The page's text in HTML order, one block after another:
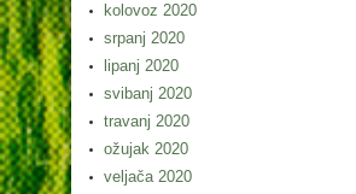
kolovoz 2020
srpanj 2020
lipanj 2020
svibanj 2020
travanj 2020
ožujak 2020
veljača 2020